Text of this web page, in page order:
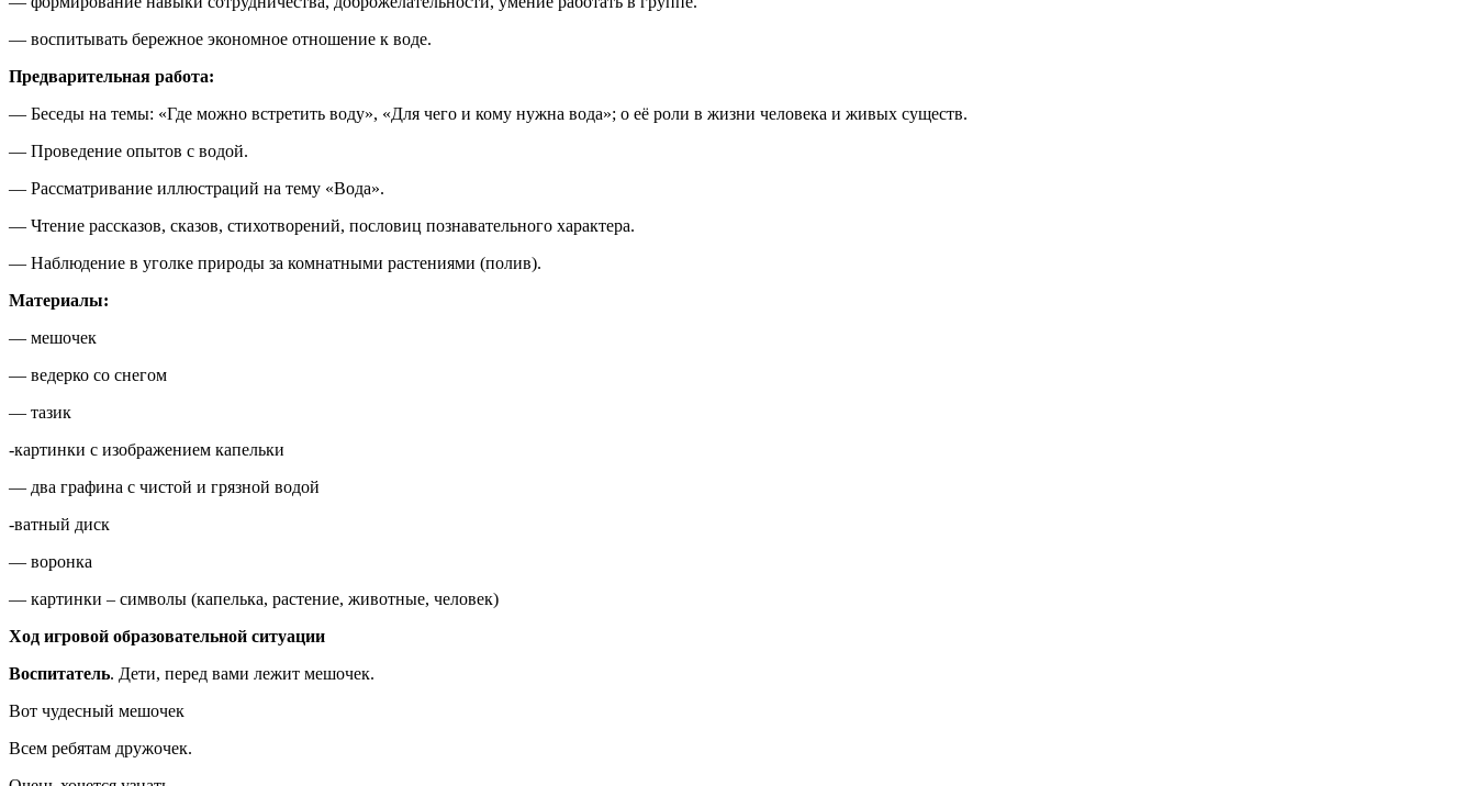
— воспитывать бережное экономное отношение к воде.
Предварительная работа:
— Беседы на темы: «Где можно встретить воду», «Для чего и кому нужна вода»; о её роли в жизни человека и живых существ.
— Проведение опытов с водой.
— Рассматривание иллюстраций на тему «Вода».
— Чтение рассказов, сказов, стихотворений, пословиц познавательного характера.
— Наблюдение в уголке природы за комнатными растениями (полив).
Материалы:
— мешочек
— ведерко со снегом
— тазик
-картинки с изображением капельки
— два графина с чистой и грязной водой
-ватный диск
— воронка
— картинки – символы (капелька, растение, животные, человек)
Ход игровой образовательной ситуации
Воспитатель. Дети, перед вами лежит мешочек.
Вот чудесный мешочек
Всем ребятам дружочек.